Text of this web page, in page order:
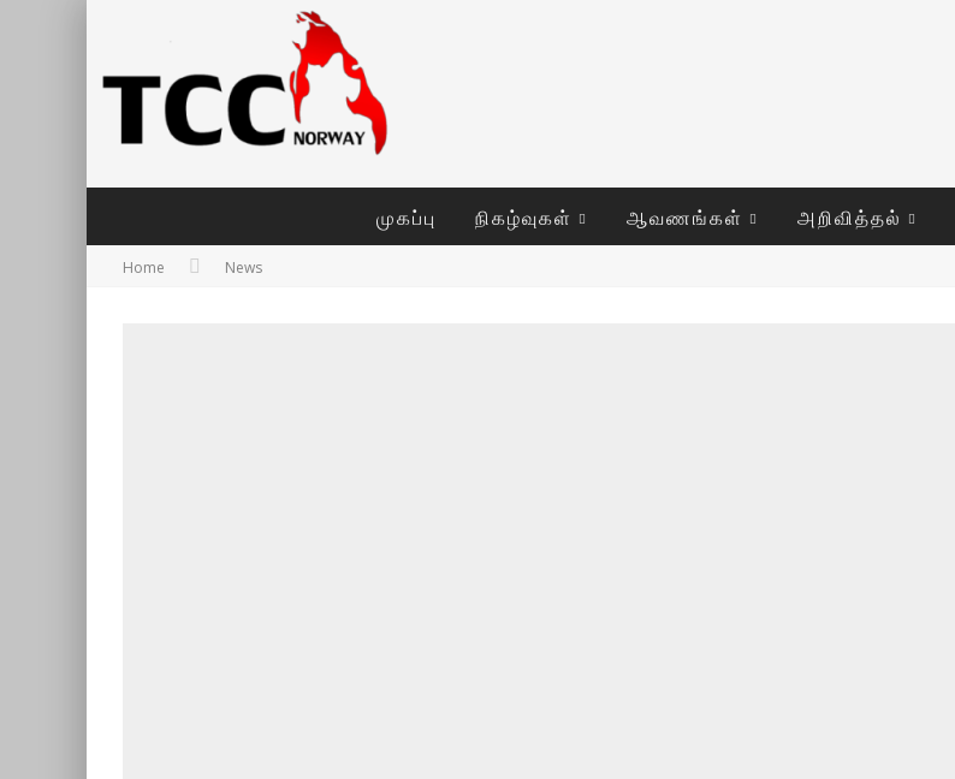
முகப்பு நிகழ்வுகள் ஆவணங்கள் அறிவித்தல்
Home News